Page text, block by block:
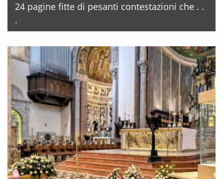
24 pagine fitte di pesanti contestazioni che . .
.